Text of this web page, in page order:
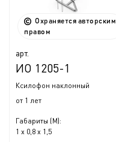
Охраняется авторским
правом
арт.
ИО 1205-1
Ксилофон наклонный
от 1 лет
Габариты (М):
1 x 0,8 x 1,5